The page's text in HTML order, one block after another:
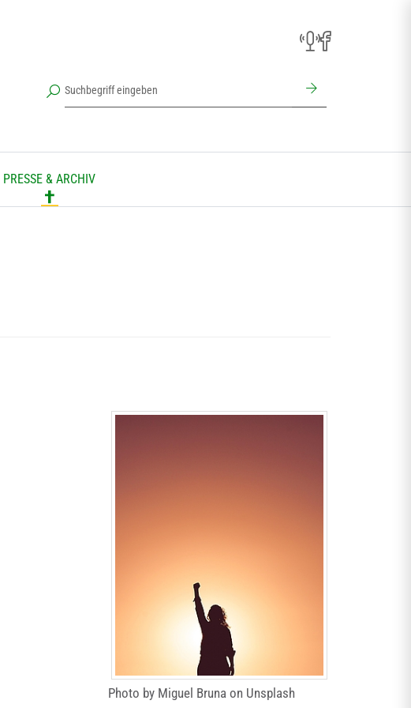
PRESSE & ARCHIV
Photo by Miguel Bruna on Unsplash